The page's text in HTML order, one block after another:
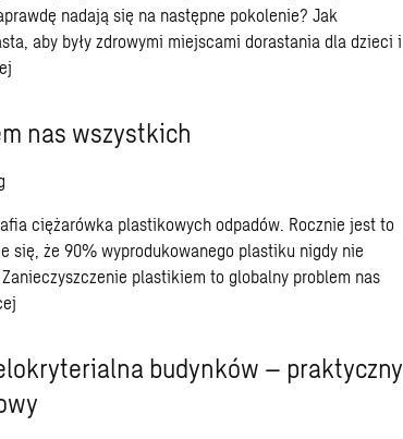
nadają się na następne pokolenie? Jak
aby były zdrowymi miejscami dorastania dla dzieci i
nas wszystkich
ciężarówka plastikowych odpadów. Rocznie jest to
się, że 90% wyprodukowanego plastiku nigdy nie
plastikiem to globalny problem nas
budynków – praktyczny